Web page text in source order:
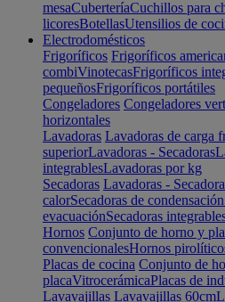
mesaCuberteríaCuchillos para
licoresBotellasUtensilios de
Electrodomésticos
Frigoríficos Frigoríficos
combiVinotecasFrigoríficos
pequeñosFrigoríficos portátiles
Congeladores Congeladores
horizontales
Lavadoras Lavadoras de carga
superiorLavadoras - Secadoras
integrablesLavadoras por kg
Secadoras Lavadoras -
calorSecadoras de condensación
evacuaciónSecadoras
Hornos Conjunto de horno y
convencionalesHornos
Placas de cocina Conjunto de
placaVitrocerámicaPlacas de
Lavavajillas Lavavajillas 60cm